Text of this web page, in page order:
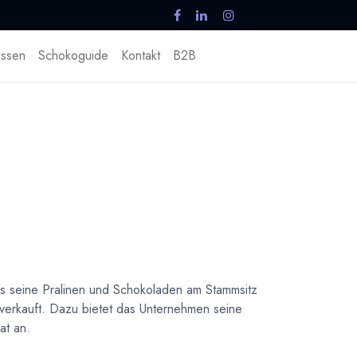
Schokoguide Kontakt B2B
Pralinen und Schokoladen am Stammsitz
Dazu bietet das Unternehmen seine
an.